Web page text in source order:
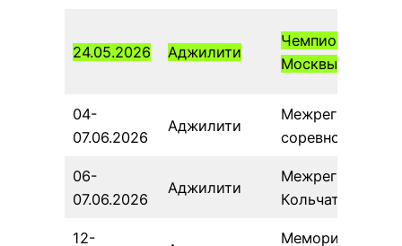
24.05.2026 Аджилити
Чемпионат
Москвы
04-
07.06.2026
Аджилити
соревнования
06-
07.06.2026
Аджилити
Кольчатов
12-
Мемориал